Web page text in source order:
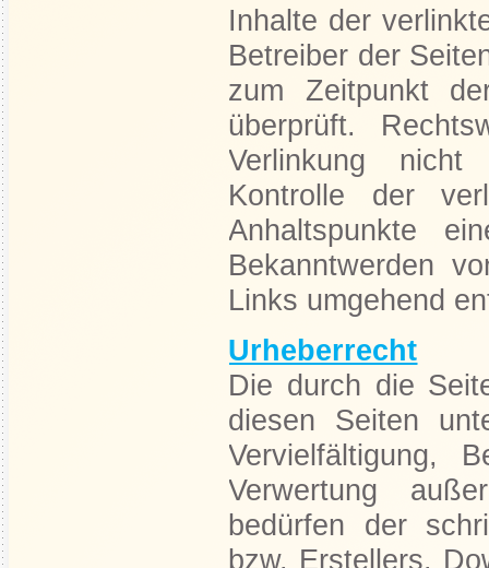
Inhalte der
Betreiber der
zum Zeitpunkt
überprüft.
Verlinkung nicht
Kontrolle der
Anhaltspunkte
Bekanntwerden
Links umgehend
Urheberrecht
Die durch die
diesen Seiten
Vervielfältigung,
Verwertung
bedürfen der
bzw. Erstellers.